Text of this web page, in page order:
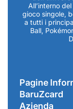
All’interno
gioco singole,
a tutti i
Ball,
Pagine
Contatti
BaruZcard
Azienda